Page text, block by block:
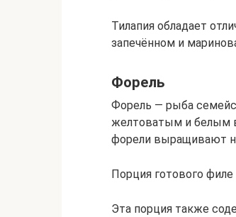
Тилапия обладает
запечённом и
Форель
Форель — рыба
желтоватым и белым
форели выращивают
Порция готового
Эта порция также